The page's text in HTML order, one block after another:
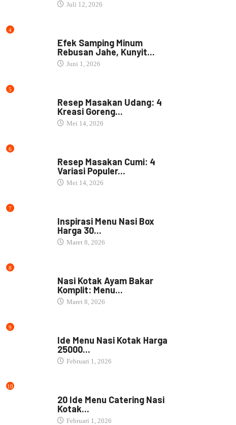
Juli 12, 2026
4
Efek Samping Minum
Rebusan Jahe, Kunyit...
Juni 1, 2026
5
Resep Masakan Udang: 4
Kreasi Goreng...
Mei 14, 2026
6
Resep Masakan Cumi: 4
Variasi Populer...
Mei 14, 2026
7
Inspirasi Menu Nasi Box
Harga 30...
Maret 8, 2026
8
Nasi Kotak Ayam Bakar
Komplit: Menu...
Maret 8, 2026
9
Ide Menu Nasi Kotak Harga
25000...
Februari 1, 2026
10
20 Ide Menu Catering Nasi
Kotak...
Februari 1, 2026